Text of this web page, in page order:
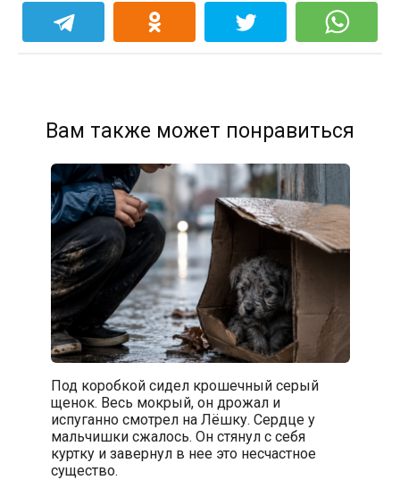
Вам также может понравиться
Под коробкой сидел крошечный серый
щенок. Весь мокрый, он дрожал и
испуганно смотрел на Лёшку. Сердце у
мальчишки сжалось. Он стянул с себя
куртку и завернул в нее это несчастное
существо.